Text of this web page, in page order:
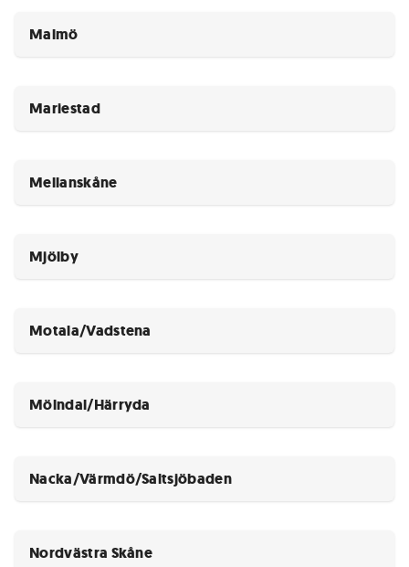
Malmö
Mariestad
Mellanskåne
Mjölby
Motala/Vadstena
Mölndal/Härryda
Nacka/Värmdö/Saltsjöbaden
Nordvästra Skåne